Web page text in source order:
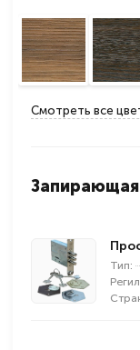
Смотреть все
Тип: